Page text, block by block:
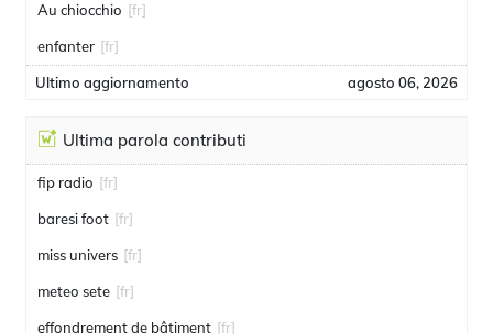
Au chiocchio [fr]
enfanter [fr]
Ultimo aggiornamento agosto 06, 2026
Ultima parola contributi
fip radio [fr]
baresi foot [fr]
miss univers [fr]
meteo sete [fr]
effondrement de bâtiment [fr]